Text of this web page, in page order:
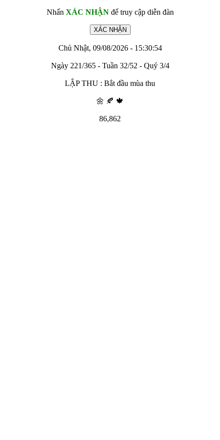
Nhấn XÁC NHẬNđể truy cập diễn đàn
Chủ Nhật, 09/08/2026 - 15:30:54
Ngày 221/365 - Tuần 32/52 - Quý 3/4
LẬP THU : Bắt đầu mùa thu
🌼 🍂 🍁
86,862